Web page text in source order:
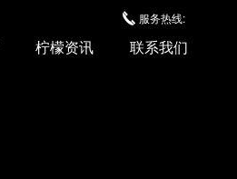
柠檬资讯 联系我们
服务热线: